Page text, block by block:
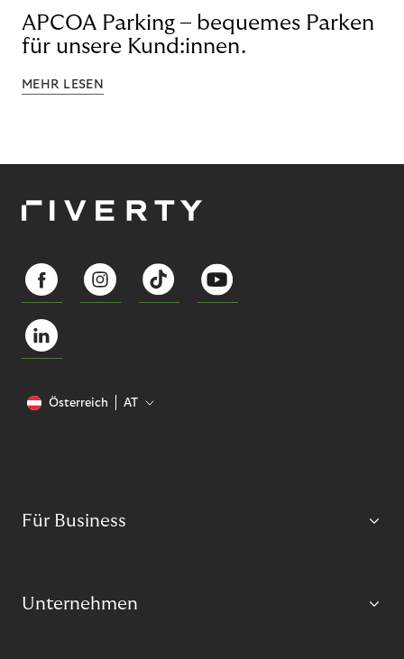
APCOA Parking – bequemes Parken
für unsere Kund:innen.
MEHR LESEN
Österreich AT
Für Business
Unternehmen